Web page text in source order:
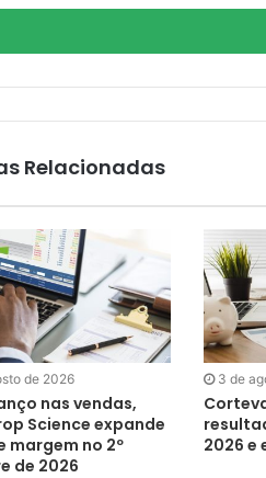
Relacionadas
de 2026
nas vendas,
Science expande
margem no 2º
de 2026
3 de
2026 e